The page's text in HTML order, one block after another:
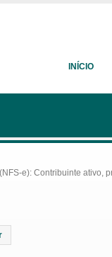
INÍCIO
e): Contribuinte